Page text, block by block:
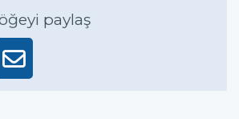
paylaş